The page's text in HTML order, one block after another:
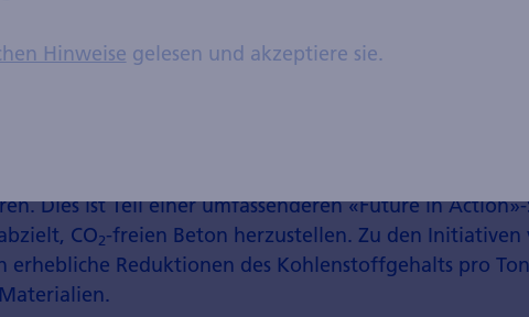
Dies ist Teil einer umfassenderen «Future in
CO2-freien Beton herzustellen. Zu den Initiativen
erhebliche Reduktionen des Kohlenstoffgehalts pro
Hinweise gelesen und akzeptiere sie.